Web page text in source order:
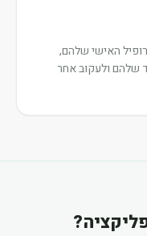
האישי שלהם,
שלהם ולעקוב אחר